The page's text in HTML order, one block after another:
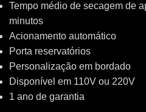
Tempo médio de secagem de
minutos
Acionamento automático
Porta reservatórios
Personalização em bordado
Disponível em 110V ou 220V
1 ano de garantia